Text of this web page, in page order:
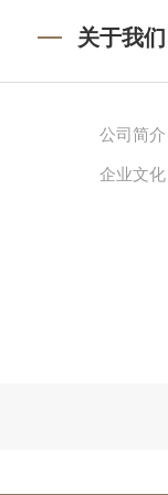
关于我们
公司简介
企业文化